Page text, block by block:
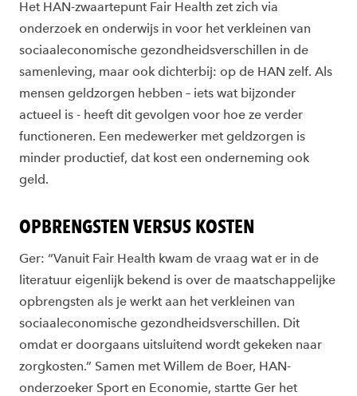
Het HAN-zwaartepunt Fair Health zet zich via
onderzoek en onderwijs in voor het verkleinen van
sociaaleconomische gezondheidsverschillen in de
samenleving, maar ook dichterbij: op de HAN zelf. Als
mensen geldzorgen hebben – iets wat bijzonder
actueel is - heeft dit gevolgen voor hoe ze verder
functioneren. Een medewerker met geldzorgen is
minder productief, dat kost een onderneming ook
geld.
OPBRENGSTEN VERSUS KOSTEN
Ger: “Vanuit Fair Health kwam de vraag wat er in de
literatuur eigenlijk bekend is over de maatschappelijke
opbrengsten als je werkt aan het verkleinen van
sociaaleconomische gezondheidsverschillen. Dit
omdat er doorgaans uitsluitend wordt gekeken naar
zorgkosten.” Samen met Willem de Boer, HAN-
onderzoeker Sport en Economie, startte Ger het